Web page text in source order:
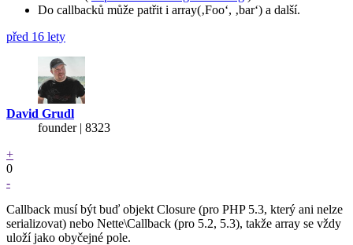
Do callbacků může patřit i array(‚Foo‘, ‚bar‘) a další.
před 16 lety
David Grudl
founder | 8323
+
0
-
Callback musí být buď objekt Closure (pro PHP 5.3, který ani nelze
serializovat) nebo Nette\Callback (pro 5.2, 5.3), takže array se vždy
uloží jako obyčejné pole.